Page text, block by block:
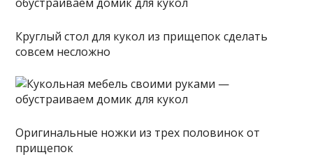
Круглый стол для кукол из прищепок сделать
совсем несложно
Оригинальные ножки из трех половинок от
прищепок